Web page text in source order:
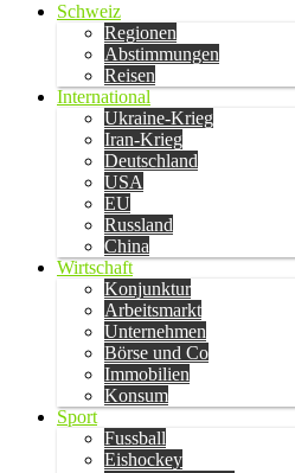
Schweiz
Regionen
Abstimmungen
Reisen
International
Ukraine-Krieg
Iran-Krieg
Deutschland
USA
EU
Russland
China
Wirtschaft
Konjunktur
Arbeitsmarkt
Unternehmen
Börse und Co
Immobilien
Konsum
Sport
Fussball
Eishockey